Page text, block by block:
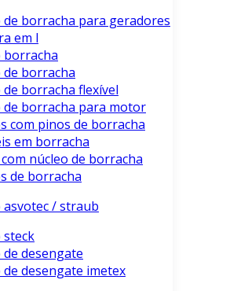
borracha para geradores
em l
borracha
borracha
borracha flexível
de borracha para motor
com pinos de borracha
em borracha
núcleo de borracha
de borracha
/ straub
steck
desengate
desengate imetex